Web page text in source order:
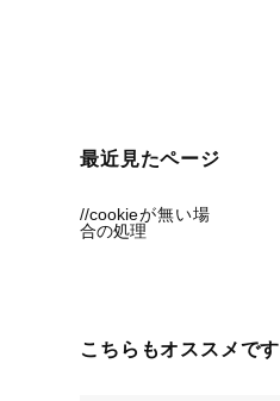
最近見たページ
//cookieが無い場
合の処理
こちらもオススメです